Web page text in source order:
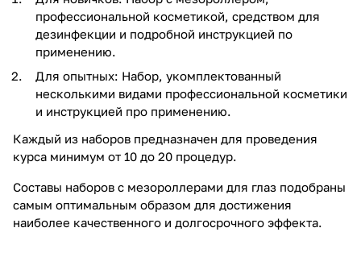
профессиональной косметикой, средством для
дезинфекции и подробной инструкцией по
применению.
Для опытных: Набор, укомплектованный
несколькими видами профессиональной косметики
и инструкцией про применению.
Каждый из наборов предназначен для проведения
курса минимум от 10 до 20 процедур.
Составы наборов с мезороллерами для глаз подобраны
самым оптимальным образом для достижения
наиболее качественного и долгосрочного эффекта.